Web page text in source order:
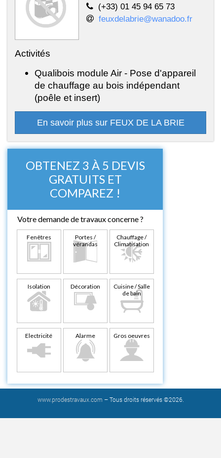
(+33) 01 45 94 65 73
feuxdelabrie@wanadoo.fr
Activités
Qualibois module Air - Pose d'appareil
de chauffage au bois indépendant
(poêle et insert)
En savoir plus sur FEUX DE LA BRIE
OBTENEZ 3 À 5 DEVIS
GRATUITS ET
COMPAREZ !
Votre demande de travaux concerne ?
Fenêtres
Portes /
vérandas
Chauffage /
Climatisation
Isolation Décoration
Cuisine / Salle
de bain
Electricité Alarme Gros oeuvres
www.prodestravaux.com – Tous droits réservés ©2026.